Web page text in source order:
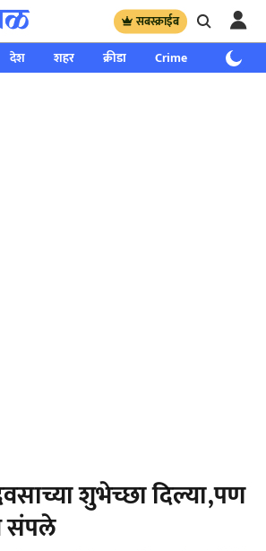
सबस्क्राईब
देश शहर क्रीडा Crime साप्ताहिक
शुभेच्छा दिल्या,पण
संपले